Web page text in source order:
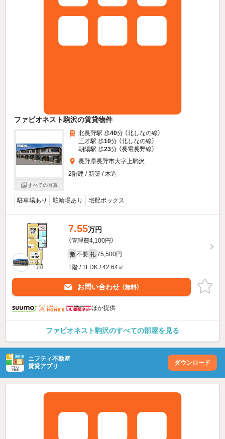
ファビオネスト駒沢の賃貸物件
すべての写真
北長野駅 歩40分 （北しなの線）
三才駅 歩10分 （北しなの線）
朝陽駅 歩23分 （長電長野線）
長野県長野市大字上駒沢
2階建 / 新築 / 木造
駐車場あり 駐輪場あり 宅配ボックス
7.55万円
（管理費4,100円）
敷 不要 礼 75,500円
1階 / 1LDK / 42.64㎡
お問い合わせ （無料）
ほか提供
ファビオネスト駒沢のすべての部屋を見る
ニフティ不動産
賃貸アプリ
ダウンロード